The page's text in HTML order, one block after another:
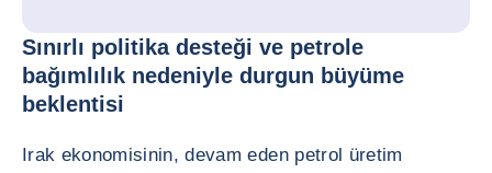
Sınırlı politika desteği ve petrole
bağımlılık nedeniyle durgun büyüme
beklentisi
Irak ekonomisinin, devam eden petrol üretim